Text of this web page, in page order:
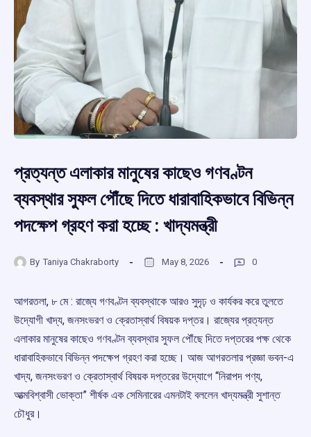
প্রত্যন্ত এলাকার মানুষের কাছেও গণবণ্টন
ব্যবস্থার সুফল পৌঁছে দিতে ধারাবাহিকভাবে বিভিন্ন
পদক্ষেপ গ্রহণ করা হচ্ছে : খাদ্যমন্ত্রী
By Taniya Chakraborty May 8, 2026 0
আগরতলা, ৮ মে : রাজ্যে গণবণ্টন ব্যবস্থাকে আরও সুদৃঢ় ও কার্যকর করে তুলতে
উদ্যোগী খাদ্য, জনসংভরণ ও ক্রেতাস্বার্থ বিষয়ক দপ্তর। রাজ্যের প্রত্যন্ত
এলাকার মানুষের কাছেও গণবণ্টন ব্যবস্থার সুফল পৌঁছে দিতে দপ্তরের পক্ষ থেকে
ধারাবাহিকভাবে বিভিন্ন পদক্ষেপ গ্রহণ করা হচ্ছে। আজ আগরতলার প্রজ্ঞা ভবন-এ
খাদ্য, জনসংভরণ ও ক্রেতাস্বার্থ বিষয়ক দপ্তরের উদ্যোগে “নিরাপদ পণ্য,
আত্মবিশ্বাসী ভোক্তা” শীর্ষক এক সেমিনারের এমনটাই বললেন খাদ্যমন্ত্রী সুশান্ত
চৌধুর।